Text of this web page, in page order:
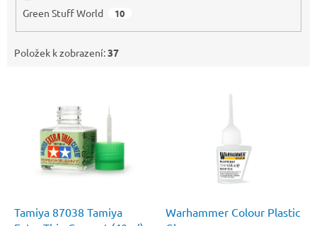
Green Stuff World 10
Položek k zobrazení:37
dTamiya 87038 Tamiya
Warhammer Colour Plastic